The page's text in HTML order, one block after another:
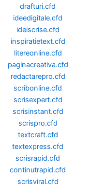
drafturi.cfd
ideedigitale.cfd
ideiscrise.cfd
inspiratietext.cfd
litereonline.cfd
paginacreativa.cfd
redactarepro.cfd
scribonline.cfd
scrisexpert.cfd
scrisinstant.cfd
scrispro.cfd
textcraft.cfd
textexpress.cfd
scrisrapid.cfd
continutrapid.cfd
scrisviral.cfd